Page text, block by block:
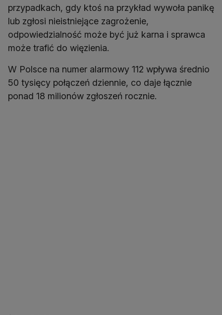
przypadkach, gdy ktoś na przykład wywoła panikę
lub zgłosi nieistniejące zagrożenie,
odpowiedzialność może być już karna i sprawca
może trafić do więzienia.
W Polsce na numer alarmowy 112 wpływa średnio
50 tysięcy połączeń dziennie, co daje łącznie
ponad 18 milionów zgłoszeń rocznie.